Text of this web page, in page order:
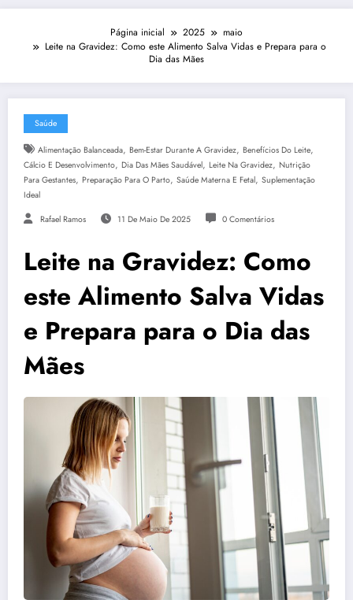
Página inicial 2025
maio
Leite na Gravidez: Como este Alimento Salva Vidas e Prepara para o
Dia das Mães
Saúde
Alimentação Balanceada, Bem-Estar Durante A Gravidez, Benefícios Do Leite,
Cálcio E Desenvolvimento, Dia Das Mães Saudável, Leite Na Gravidez, Nutrição
Para Gestantes, Preparação Para O Parto, Saúde Materna E Fetal, Suplementação
Ideal
Rafael Ramos 11 De Maio De 2025 0 Comentários
Leite na Gravidez: Como
este Alimento Salva Vidas
e Prepara para o Dia das
Mães